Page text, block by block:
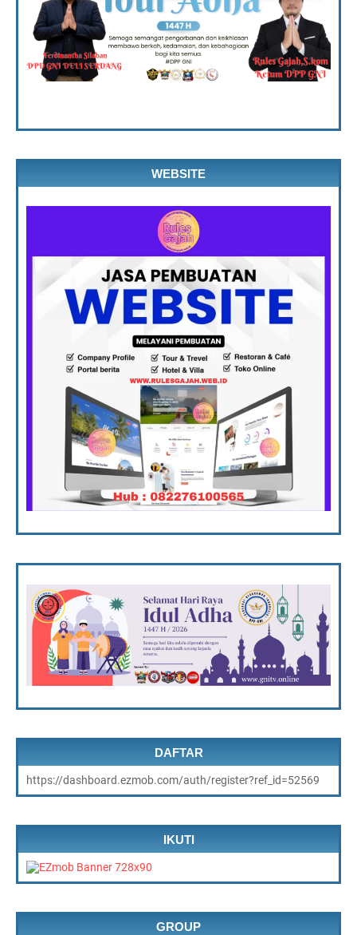
WEBSITE
DAFTAR
https://dashboard.ezmob.com/auth/register?ref_id=52569
IKUTI
GROUP